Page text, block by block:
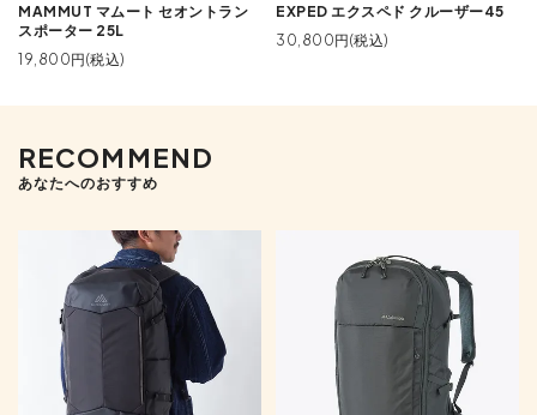
MAMMUT マムート セオントラン
スポーター 25L
19,800円(税込)
EXPED エクスペド クルーザー45
30,800円(税込)
RECOMMEND
あなたへのおすすめ